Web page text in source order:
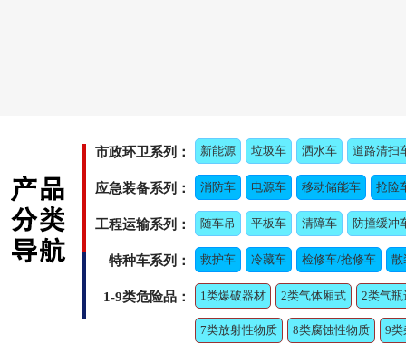
市政环卫系列： 新能源 垃圾车 洒水车 道路清扫
应急装备系列： 消防车 电源车 移动储能车 抢险
工程运输系列： 随车吊 平板车 清障车 防撞缓冲
特种车系列： 救护车 冷藏车 检修车/抢修车 散
1-9类危险品： 1类爆破器材 2类气体厢式 2类气
7类放射性物质 8类腐蚀性物质 9类